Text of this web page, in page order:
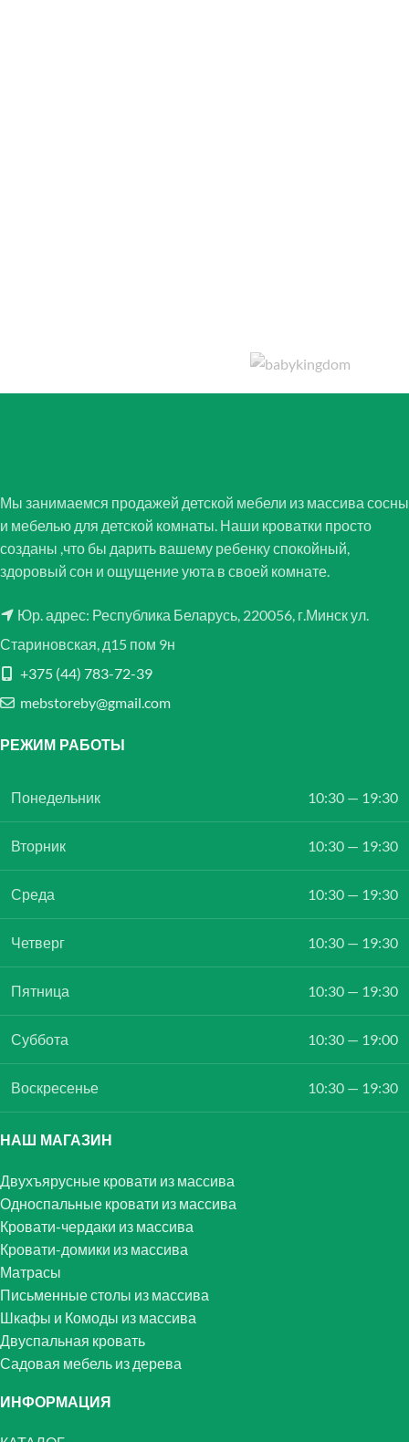
Мы занимаемся продажей детской мебели из массива сосны
и мебелью для детской комнаты. Наши кроватки просто
созданы ,что бы дарить вашему ребенку спокойный,
здоровый сон и ощущение уюта в своей комнате.
Юр. адрес: Республика Беларусь, 220056, г.Минск ул.
Стариновская, д15 пом 9н
+375 (44) 783-72-39
mebstoreby@gmail.com
РЕЖИМ РАБОТЫ
Понедельник 10:30 — 19:30
Вторник 10:30 — 19:30
Среда 10:30 — 19:30
Четверг 10:30 — 19:30
Пятница 10:30 — 19:30
Суббота 10:30 — 19:00
Воскресенье 10:30 — 19:30
НАШ МАГАЗИН
Двухъярусные кровати из массива
Односпальные кровати из массива
Кровати-чердаки из массива
Кровати-домики из массива
Матрасы
Письменные столы из массива
Шкафы и Комоды из массива
Двуспальная кровать
Садовая мебель из дерева
ИНФОРМАЦИЯ